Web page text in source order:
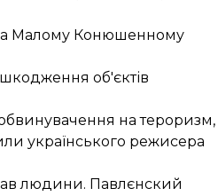
Малому Конюшенному
об'єктів
на тероризм,
українського режисера
людини. Павлєнский